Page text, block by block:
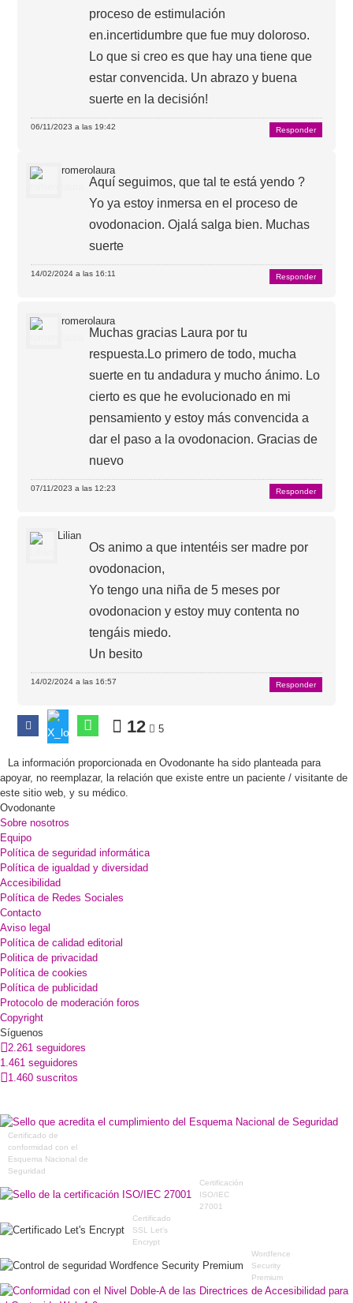
proceso de estimulación
en.incertidumbre que fue muy doloroso.
Lo que si creo es que hay una tiene que
estar convencida. Un abrazo y buena
suerte en la decisión!
06/11/2023 a las 19:42 Responder
romerolaura
Aquí seguimos, que tal te está yendo ?
Yo ya estoy inmersa en el proceso de
ovodonacion. Ojalá salga bien. Muchas
suerte
14/02/2024 a las 16:11 Responder
romerolaura
Muchas gracias Laura por tu
respuesta.Lo primero de todo, mucha
suerte en tu andadura y mucho ánimo. Lo
cierto es que he evolucionado en mi
pensamiento y estoy más convencida a
dar el paso a la ovodonacion. Gracias de
nuevo
07/11/2023 a las 12:23 Responder
Lilian
Os animo a que intentéis ser madre por
ovodonacion,
Yo tengo una niña de 5 meses por
ovodonacion y estoy muy contenta no
tengáis miedo.
Un besito
14/02/2024 a las 16:57 Responder
12 5
La información proporcionada en Ovodonante ha sido planteada para
apoyar, no reemplazar, la relación que existe entre un paciente / visitante de
este sitio web, y su médico.
Ovodonante
Sobre nosotros
Equipo
Política de seguridad informática
Política de igualdad y diversidad
Accesibilidad
Política de Redes Sociales
Contacto
Aviso legal
Política de calidad editorial
Politica de privacidad
Política de cookies
Política de publicidad
Protocolo de moderación foros
Copyright
Síguenos
2.261 seguidores
1.461 seguidores
1.460 suscritos
Certificado de
conformidad con el
Esquema Nacional de
Seguridad
Certificación
ISO/IEC
27001
Certificado
SSL Let's
Encrypt
Wordfence
Security
Premium